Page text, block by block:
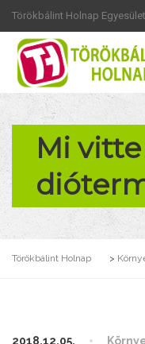
Törökbálint Holnap
Mi
Törökbálint Holnap >
2018.12.05.